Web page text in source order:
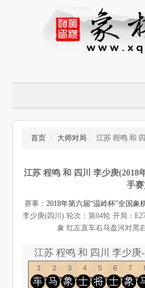
大师对局
象棋棋谱
残局破解
象棋小游戏
首页 / 大师对局 / 江苏 程鸣 和
江苏 程鸣 和 四川 李少庚(2018
手赛
赛事： 2018年第六届“温岭杯”全国象
李少庚(四川) 轮次：第04轮 开局：
象 红左直车右马盘河对黑
江苏 程鸣 和 四川 李少庚
１２３４５６７